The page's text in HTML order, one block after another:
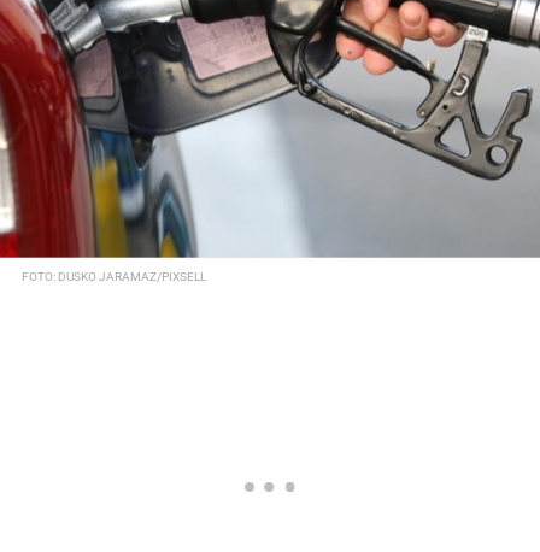
FOTO: DUSKO JARAMAZ/PIXSELL